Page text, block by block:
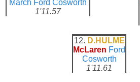
March Ford Cosworth
1'11.57
12. D.HULME
McLaren Ford
Cosworth
1'11.61